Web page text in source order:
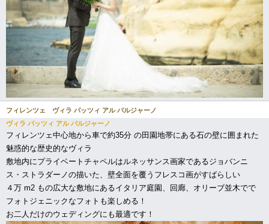
フィレンツェ ヴィラ パッツィ アル パルジャーノ
ヴィラ パッツィ アル パルジャーノ
フィレンツェ中心地から車で約35分 の田園地帯にある石の壁に囲まれた
魅惑的な歴史的なヴィラ
敷地内にプライベートチャペルはルネッサンス画家であるジョバンニ
ス・ストラダーノの描いた、壁全面を覆うフレスコ画がすばらしい
４万 m2 もの広大な敷地にあるイタリア庭園、回廊、オリーブ並木でで
フォトジェニックなフォトも楽しめる！
お二人だけのウェディングにも最適です！